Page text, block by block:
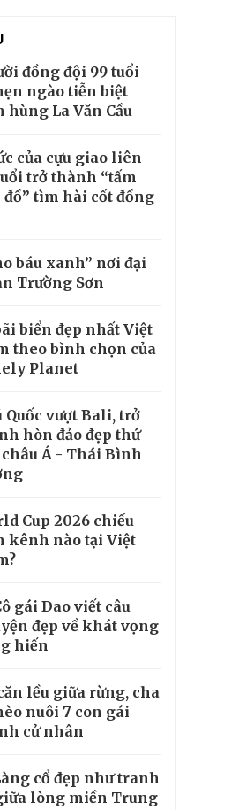
đồng đội 99 tuổi
ngào tiễn biệt
hùng La Văn Cầu
của cựu giao liên
trở thành “tấm
đồ” tìm hài cốt đồng
báu xanh” nơi đại
Trường Sơn
biển đẹp nhất Việt
theo bình chọn của
Planet
Quốc vượt Bali, trở
hòn đảo đẹp thứ
Á - Thái Bình
Cup 2026 chiếu
kênh nào tại Việt
gái Dao viết câu
đẹp về khát vọng
hiến
lều giữa rừng, cha
nuôi 7 con gái
cử nhân
cổ đẹp như tranh
lòng miền Trung